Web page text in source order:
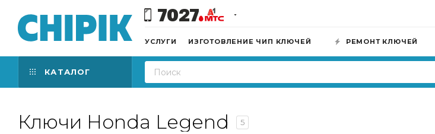
7027
УСЛУГИ ИЗГОТОВЛЕНИЕ ЧИП КЛЮЧЕЙ РЕМОНТ КЛЮЧЕЙ
КАТАЛОГ
Ключи Honda Legend 5